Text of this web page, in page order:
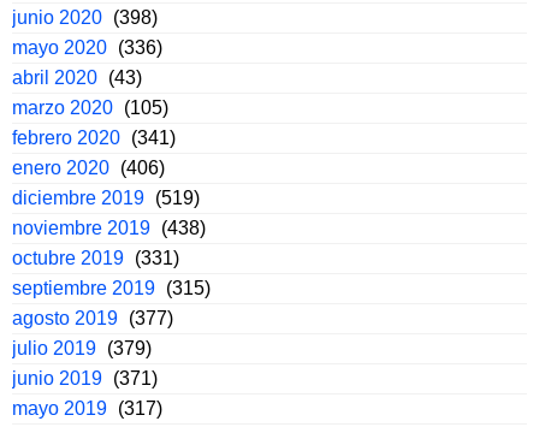
junio 2020 (398)
mayo 2020 (336)
abril 2020 (43)
marzo 2020 (105)
febrero 2020 (341)
enero 2020 (406)
diciembre 2019 (519)
noviembre 2019 (438)
octubre 2019 (331)
septiembre 2019 (315)
agosto 2019 (377)
julio 2019 (379)
junio 2019 (371)
mayo 2019 (317)